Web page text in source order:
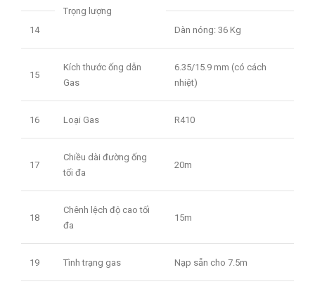
Trọng lượng
14 Dàn nóng: 36 Kg
15
Kích thước ống dẫn
Gas
6.35/15.9 mm (có cách
nhiệt)
16 Loại Gas R410
17
Chiều dài đường ống
tối đa
20m
18
Chênh lệch độ cao tối
đa
15m
19 Tình trạng gas Nạp sẵn cho 7.5m